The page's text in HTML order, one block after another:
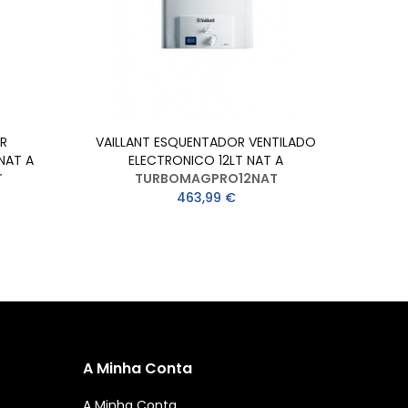
A
VAILLANT ESQUENTADOR VENTILADO
ELECTRONICO 12LT NAT A
TURBOMAGPRO12NAT
463,99 €
A Minha Conta